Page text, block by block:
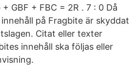
+ GBF + FBC = 2R . 7 : 0 Då
på Fragbite är skyddat
Citat eller texter
innehåll ska följas eller